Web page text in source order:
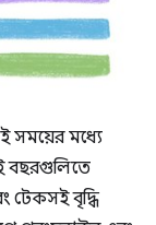
সময়ের মধ্যে
বছরগুলিতে
টেকসই বৃদ্ধি